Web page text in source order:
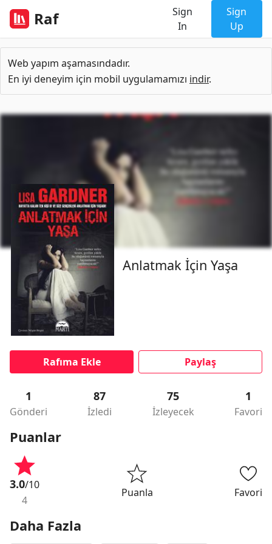
Raf
Sign
In
Sign
Up
Web yapım aşamasındadır.
En iyi deneyim için mobil uygulamamızı indir.
Anlatmak İçin Yaşa
Rafıma Ekle Paylaş
1
Gönderi
87
İzledi
75
İzleyecek
1
Favori
Puanlar
3.0/10
4
Puanla Favori
Daha Fazla